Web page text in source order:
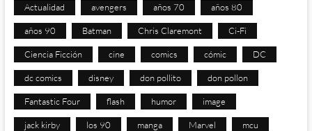
Actualidad avengers años 70 años 80
años 90 Batman Chris Claremont Ci-Fi
Ciencia Ficción cine comics cómic DC
dc comics disney don pollito don pollon
Fantastic Four flash humor image
jack kirby los 90 manga Marvel mcu